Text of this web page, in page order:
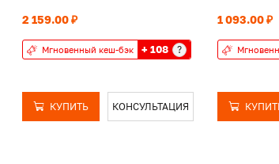
2 159.00 ₽
Мгновенный кеш-бэк + 108 ?
КУПИТЬ КОНСУЛЬТАЦИЯ
1 093.00 ₽